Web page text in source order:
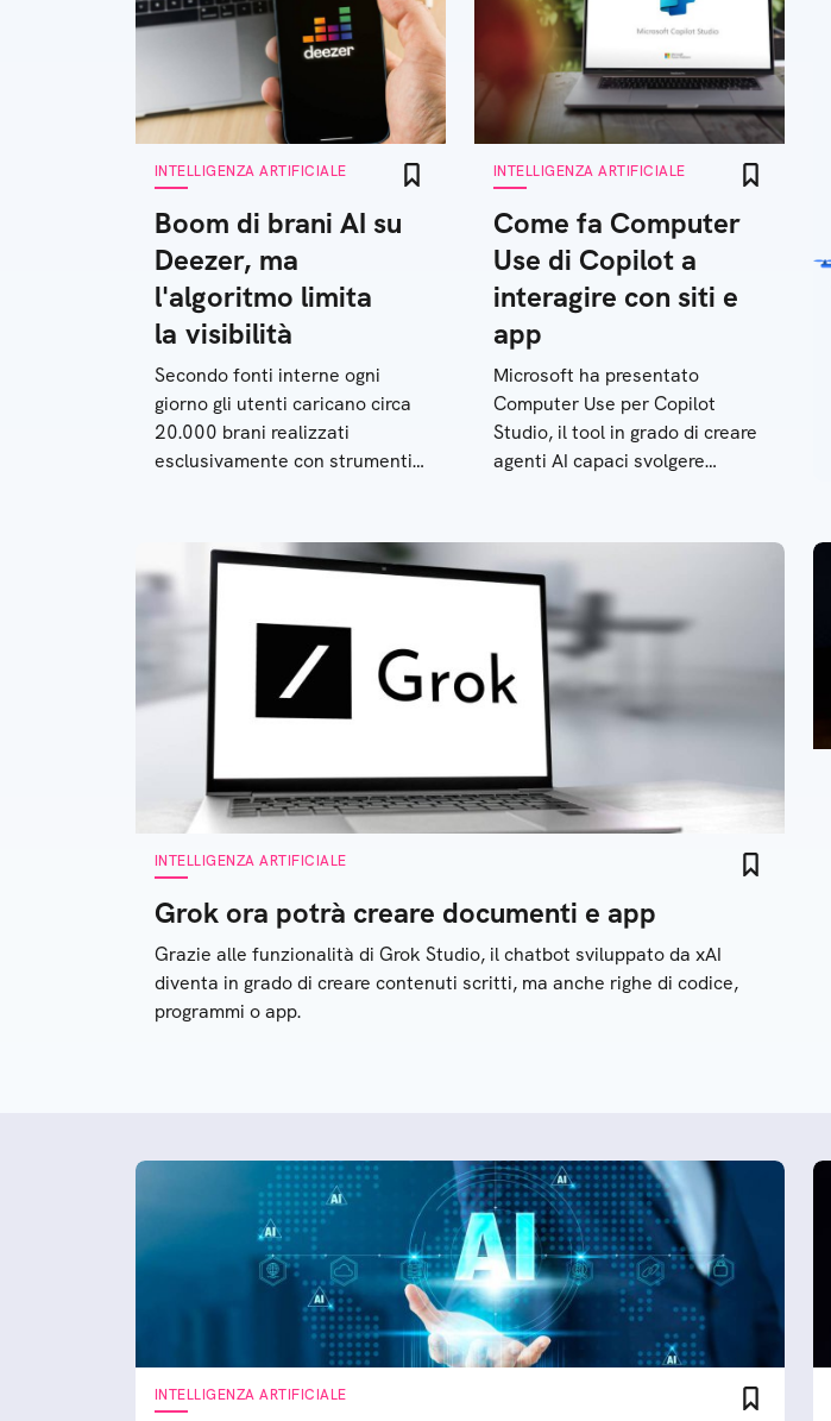
INTELLIGENZA ARTIFICIALE
Boom di brani AI su
Deezer, ma
l'algoritmo limita
la visibilità
Secondo fonti interne ogni
giorno gli utenti caricano circa
20.000 brani realizzati
esclusivamente con strumenti
INTELLIGENZA ARTIFICIALE
Come fa Computer
Use di Copilot a
interagire con siti e
app
Microsoft ha presentato
Computer Use per Copilot
Studio, il tool in grado di creare
agenti AI capaci svolgere
INTELLIGENZA ARTIFICIALE
Grok ora potrà creare documenti e app
Grazie alle funzionalità di Grok Studio, il chatbot sviluppato da xAI
diventa in grado di creare contenuti scritti, ma anche righe di codice,
programmi o app.
INTELLIGENZA ARTIFICIALE